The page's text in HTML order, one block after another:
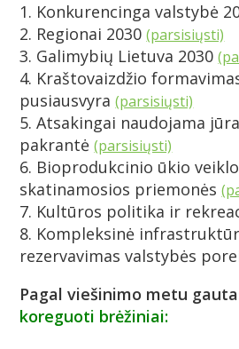
1. Konkurencinga valstybė
2. Regionai 2030(parsisiųsti)
3. Galimybių Lietuva 2030
4. Kraštovaizdžio
pusiausvyra(parsisiųsti)
5. Atsakingai naudojama
pakrantė(parsisiųsti)
6. Bioprodukcinio ūkio
skatinamosios priemonės
7. Kultūros politika ir
8. Kompleksinė
rezervavimas valstybės
Pagal viešinimo metu
koreguoti brėžiniai: